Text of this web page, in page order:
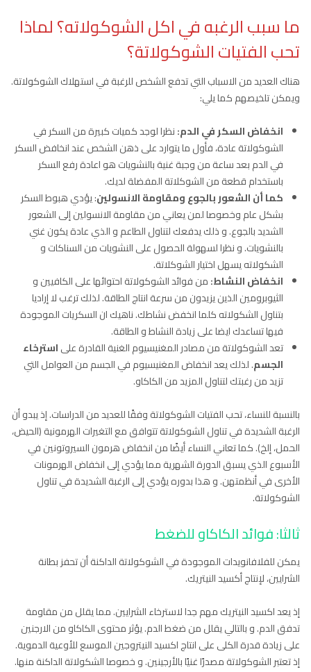
ما سبب الرغبه في اكل الشوكولاته؟ لماذا
تحب الفتيات الشوكولاتة؟
هناك العديد من الاسباب التي تدفع الشخص للرغبة في استهلاك الشوكولاتة.
ويمكن تلخيصهم كما يلي:
انخفاض السكر في الدم:نظرا لوجد كميات كبيرة من السكر في
الشوكولاتة عادة، فأول ما يتوارد على ذهن الشخص عند انخافض السكر
في الدم بعد ساعة من وجبة غنية بالنشويات هو اعادة رفع السكر
باستخدام قطعة من الشوكلاتة المفضلة لديك.
كما أن الشعور بالجوع ومقاومة الانسولين: يؤدي هبوط السكر
بشكل عام وخصوصا لمن يعاني من مقاومة الانسولين إلى الشعور
الشديد بالجوع. و ذلك يدفعك لتناول الطاعم و الذي عادة يكون غني
بالنشويات. و نظرا لسهولة الحصول على النشويات من السناكات و
الشكولاته يسهل اختيار الشوكلاتة.
انخفاض النشاط:من فوائد الشوكولاتة احتوائها على الكافيين و
الثيوبرومين الذين يزيدون من سرعة انتاج الطاقة. لذلك ترغب لا إراديا
بتناول الشكولاته كلما انخفض نشاطك. ناهيك ان السكريات الموجودة
فيها تساعدك ايضا على زيادة النشاط و الطاقة.
تعد الشوكولاتة من مصادر المغنيسيوم الغنية القادرة علىاسترخاء
الجسم. لذلك يعد انخفاض المغنيسيوم في الجسم من العوامل التي
تزيد من رغبتك لتناول المزيد من الكاكاو.
بالنسبة للنساء، تحب الفتيات الشوكولاتة وفقًا للعديد من الدراسات. إذ يبدو أن
الرغبة الشديدة في تناول الشوكولاتة تتوافق مع التغيرات الهرمونية (الحيض،
الحمل، إلخ). كما تعاني النساء أيضًا من انخفاض هرمون السيروتونين في
الأسبوع الذي يسبق الدورة الشهرية مما يؤدي إلى انخفاض الهرمونات
الأخرى في أنظمتهن. و هذا بدوره يؤدي إلى الرغبة الشديدة في تناول
الشوكولاتة.
ثالثا: فوائد الكاكاو للضغط
يمكن للفلافانويدات الموجودة في الشوكولاتة الداكنة أن تحفز بطانة
الشرايين، لإنتاج أكسيد النيتريك.
إذ يعد اكسيد النيتريك مهم جدا لاسترخاء الشرايين. مما يقلل من مقاومة
تدفق الدم. و بالتالي يقلل من ضغط الدم. يؤثر محتوى الكاكاو من الارجنين
على زيادة قدرة الكلى على انتاج اكسيد النيتروجين الموسع للأوعية الدموية.
إذ تعتبر الشوكولاتة مصدرًا غنيًا بالأرجينين. و خصوصا الشكولاتة الداكنة منها.